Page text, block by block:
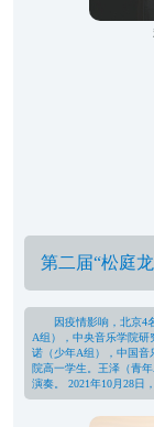
第二届“松庭
因疫情影响，北京4
A组），中央音乐学院
诺（少年A组），中国音
院高一学生。王泽（青
演奏。 2021年10月28日